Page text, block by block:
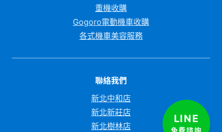
重機收購
Gogoro電動機車收購
各式機車美容服務
聯絡我們
新北中和店
新北新莊店
新北樹林店
LINE
免費諮詢